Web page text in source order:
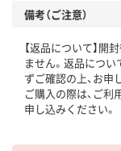
備考（ご注意）
【返品について】開
ません。返品につい
ずご確認の上、お申
ご購入の際は、ご利
申し込みください。